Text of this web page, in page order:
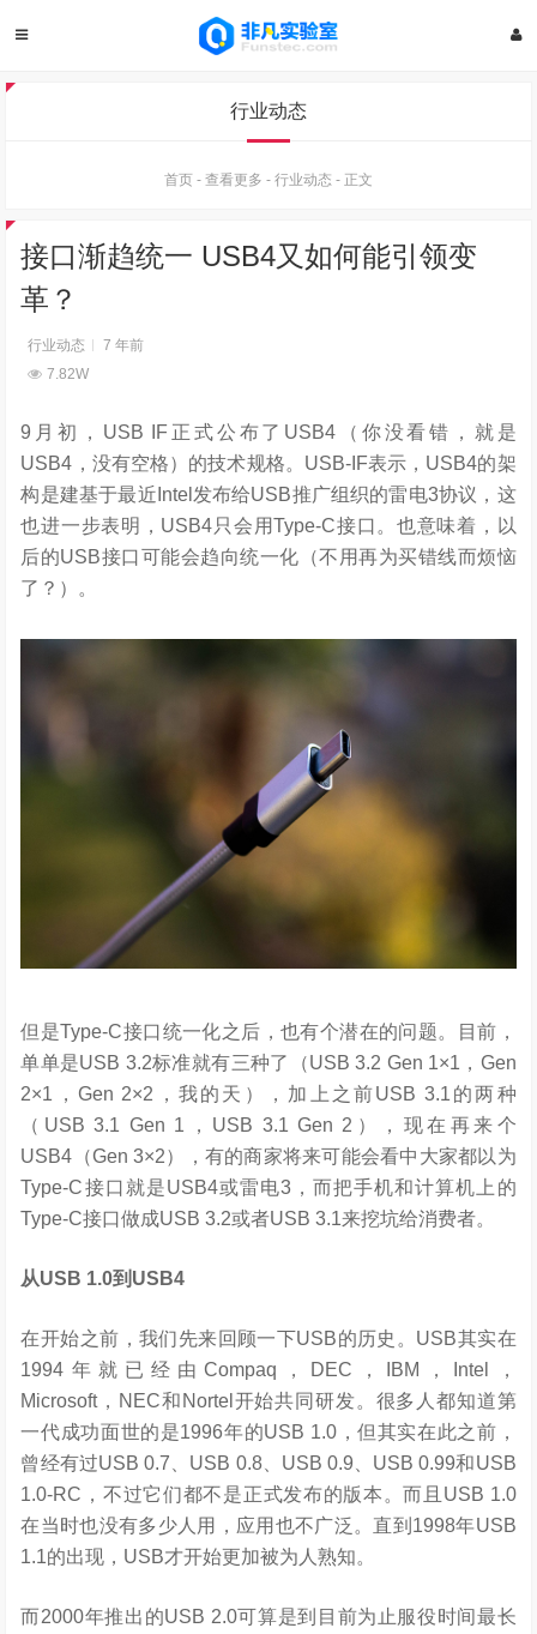
行业动态
首页 - 查看更多 - 行业动态 - 正文
接口渐趋统一 USB4又如何能引领变
革？
行业动态
7 年前
7.82W
9月初，USB IF正式公布了USB4（你没看错，就是
USB4，没有空格）的技术规格。USB-IF表示，USB4的架
构是建基于最近Intel发布给USB推广组织的雷电3协议，这
也进一步表明，USB4只会用Type-C接口。也意味着，以
后的USB接口可能会趋向统一化（不用再为买错线而烦恼
了？）。
但是Type-C接口统一化之后，也有个潜在的问题。目前，
单单是USB 3.2标准就有三种了（USB 3.2 Gen 1×1，Gen
2×1，Gen 2×2，我的天），加上之前USB 3.1的两种
（USB 3.1 Gen 1，USB 3.1 Gen 2），现在再来个
USB4（Gen 3×2），有的商家将来可能会看中大家都以为
Type-C接口就是USB4或雷电3，而把手机和计算机上的
Type-C接口做成USB 3.2或者USB 3.1来挖坑给消费者。
从USB 1.0到USB4
在开始之前，我们先来回顾一下USB的历史。USB其实在
1994年就已经由Compaq，DEC，IBM，Intel，
Microsoft，NEC和Nortel开始共同研发。很多人都知道第
一代成功面世的是1996年的USB 1.0，但其实在此之前，
曾经有过USB 0.7、USB 0.8、USB 0.9、USB 0.99和USB
1.0-RC，不过它们都不是正式发布的版本。而且USB 1.0
在当时也没有多少人用，应用也不广泛。直到1998年USB
1.1的出现，USB才开始更加被为人熟知。
而2000年推出的USB 2.0可算是到目前为止服役时间最长